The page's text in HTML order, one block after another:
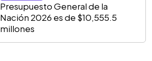
Presupuesto General de la
Nación 2026 es de $10,555.5
millones